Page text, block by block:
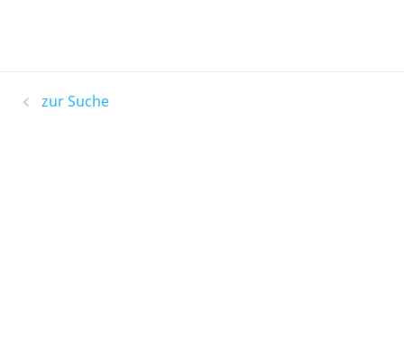
zur Suche